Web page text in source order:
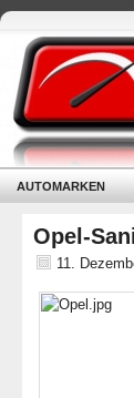
AUTOMARKEN
Opel-
11.